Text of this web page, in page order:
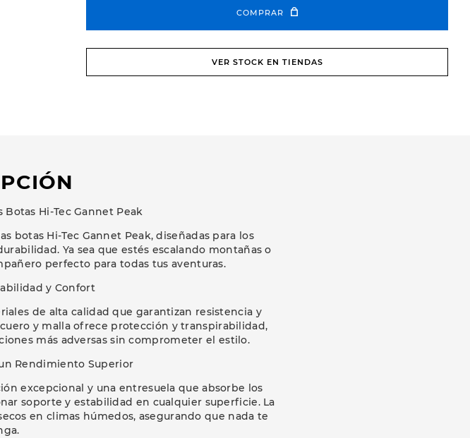
COMPRAR
VER STOCK EN TIENDAS
Hi-Tec Gannet Peak
botas Hi-Tec Gannet Peak, diseñadas para los
Ya sea que estés escalando montañas o
perfecto para todas tus aventuras.
y Confort
de alta calidad que garantizan resistencia y
y malla ofrece protección y transpirabilidad,
más adversas sin comprometer el estilo.
Rendimiento Superior
excepcional y una entresuela que absorbe los
soporte y estabilidad en cualquier superficie. La
en climas húmedos, asegurando que nada te